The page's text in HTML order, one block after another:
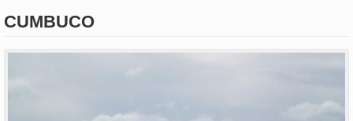
CUMBUCO